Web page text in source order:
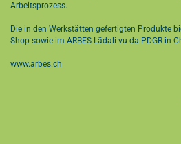
Arbeitsprozess.
Die in den Werkstätten gefertigten Produkte
Shop sowie im ARBES-Lädali vu da PDGR in
www.arbes.ch